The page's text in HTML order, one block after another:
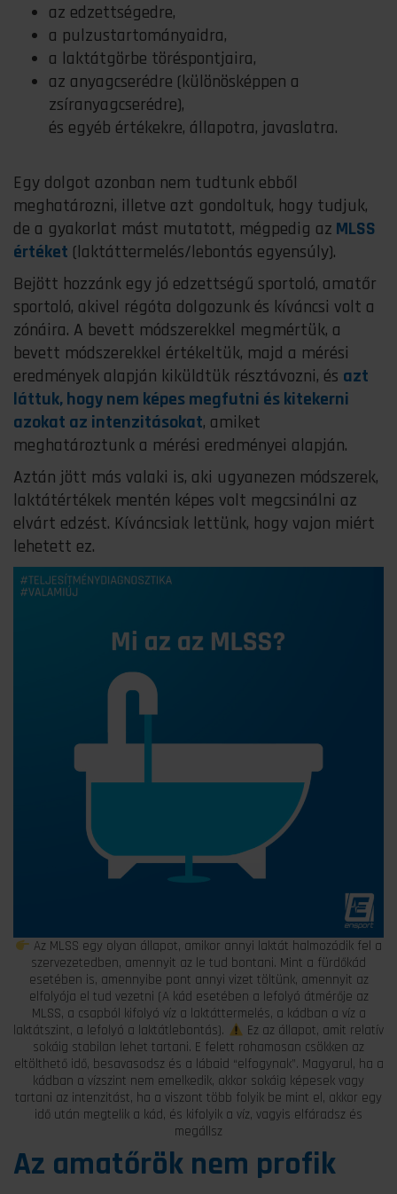
az edzettségedre,
a pulzustartományaidra,
a laktátgörbe töréspontjaira,
az anyagcserédre (különösképpen a
zsíranyagcserédre),
és egyéb értékekre, állapotra, javaslatra.
Egy dolgot azonban nem tudtunk ebből
meghatározni, illetve azt gondoltuk, hogy tudjuk,
de a gyakorlat mást mutatott, mégpedig az MLSS
értéket (laktáttermelés/lebontás egyensúly).
Bejött hozzánk egy jó edzettségű sportoló, amatőr
sportoló, akivel régóta dolgozunk és kíváncsi volt a
zónáira. A bevett módszerekkel megmértük, a
bevett módszerekkel értékeltük, majd a mérési
eredmények alapján kiküldtük résztávozni, és azt
láttuk, hogy nem képes megfutni és kitekerni
azokat az intenzitásokat, amiket
meghatároztunk a mérési eredményei alapján.
Aztán jött más valaki is, aki ugyanezen módszerek,
laktátértékek mentén képes volt megcsinálni az
elvárt edzést. Kíváncsiak lettünk, hogy vajon miért
lehetett ez.
Az MLSS egy olyan állapot, amikor annyi laktát halmozódik fel a
szervezetedben, amennyit az le tud bontani. Mint a fürdőkád
esetében is, amennyibe pont annyi vizet töltünk, amennyit az
elfolyója el tud vezetni (A kád esetében a lefolyó átmérője az
MLSS, a csapból kifolyó víz a laktáttermelés, a kádban a víz a
laktátszint, a lefolyó a laktátlebontás).
Ez az állapot, amit relatív
sokáig stabilan lehet tartani. E felett rohamosan csökken az
eltölthető idő, besavasodsz és a lábaid “elfogynak”. Magyarul, ha a
kádban a vízszint nem emelkedik, akkor sokáig képesek vagy
tartani az intenzitást, ha a viszont több folyik be mint el, akkor egy
idő után megtelik a kád, és kifolyik a víz, vagyis elfáradsz és
megállsz
Az amatőrök nem profik